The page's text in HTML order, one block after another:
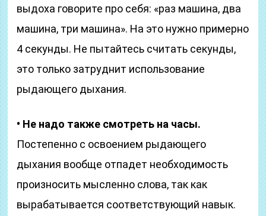
выдоха говорите про себя: «раз машина, два
машина, три машина». На это нужно примерно
4 секунды. Не пытайтесь считать секунды,
это только затруднит использование
рыдающего дыхания.
• Не надо также смотреть на часы.
Постепенно с освоением рыдающего
дыхания вообще отпадет необходимость
произносить мысленно слова, так как
вырабатывается соответствующий навык.